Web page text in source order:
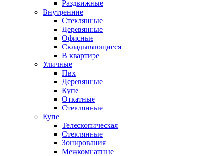
Раздвижные
Внутренние
Стеклянные
Деревянные
Офисные
Складывающиеся
В квартире
Уличные
Пвх
Деревянные
Купе
Откатные
Стеклянные
Купе
Телескопическая
Стеклянные
Зонирования
Межкомнатные